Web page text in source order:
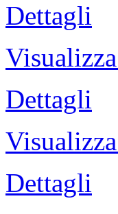
Dettagli
Dettagli
Dettagli